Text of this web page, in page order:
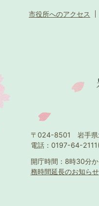
市役所へのアクセス
〒024-8501 岩手県
電話：0197-64-
開庁時間：8時30分
務時間延長のお知らせ